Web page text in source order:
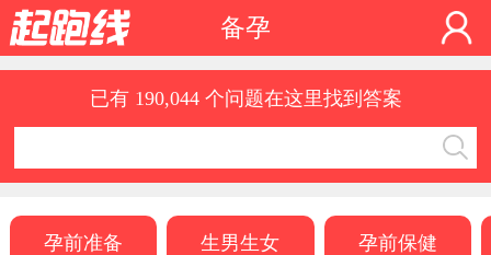
备孕
已有 190,044 个问题在这里找到答案
孕前准备 生男生女 孕前保健